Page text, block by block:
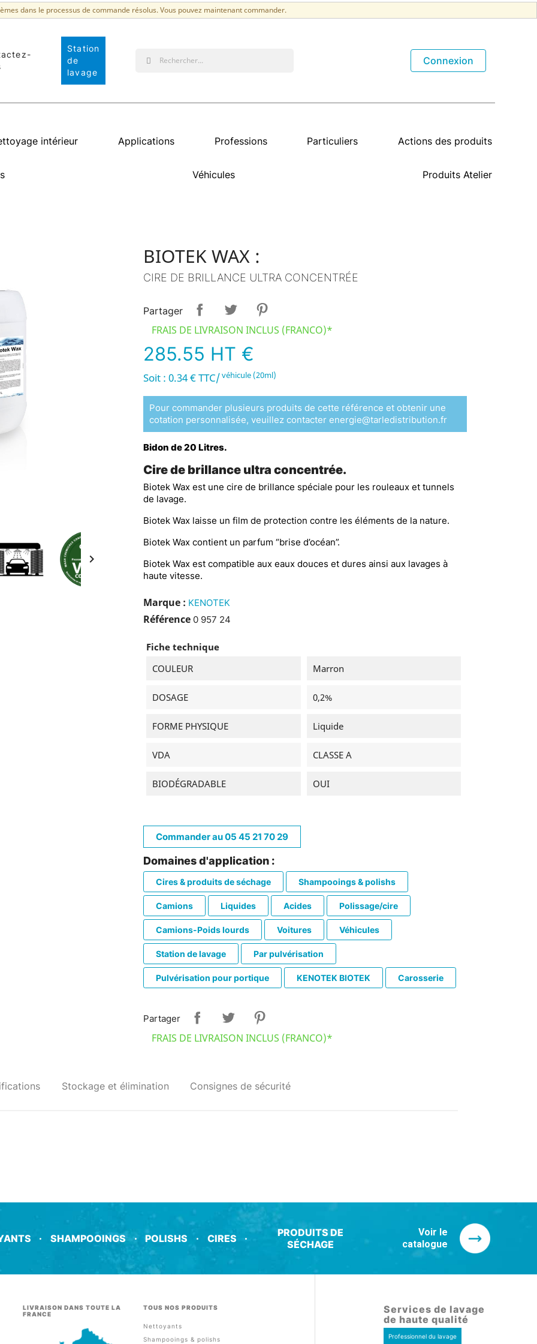
dans le processus de commande résolus. Vous pouvez maintenant commander.
Station
de
lavage
Connexion
intérieur Applications Professions Particuliers Actions des produits
Véhicules Produits Atelier

BIOTEK WAX :
CIRE DE BRILLANCE ULTRA CONCENTRÉE
Partager
FRAIS DE LIVRAISON INCLUS (FRANCO)*
285.55 HT €
Soit : 0.34 € TTC/véhicule (20ml)
Pour commander plusieurs produits de cette référence et obtenir une
cotation personnalisée, veuillez contacter energie@tarledistribution.fr
Bidon de 20 Litres.
Cire de brillance ultra concentrée.
Biotek Wax est une cire de brillance spéciale pour les rouleaux et tunnels
de lavage.
Biotek Wax laisse un film de protection contre les éléments de la nature.
Biotek Wax contient un parfum “brise d’océan”.
Biotek Wax est compatible aux eaux douces et dures ainsi aux lavages à
haute vitesse.
Marque : KENOTEK
Référence 0 957 24
Fiche technique
COULEUR
Marron
DOSAGE 0,2%
FORME PHYSIQUE Liquide
VDA CLASSE A
BIODÉGRADABLE OUI
Commander au 05 45 21 70 29
Domaines d'application :
Cires & produits de séchage Shampooings & polishs
Camions Liquides Acides Polissage/cire
Camions-Poids lourds Voitures Véhicules
Station de lavage Par pulvérisation
Pulvérisation pour portique KENOTEK BIOTEK Carosserie
Partager
FRAIS DE LIVRAISON INCLUS (FRANCO)*
Stockage et élimination Consignes de sécurité
· SHAMPOOINGS · POLISHS · CIRES ·
PRODUITS DE
SÉCHAGE
Voir le
catalogue
LIVRAISON DANS TOUTE LA
FRANCE
TOUS NOS PRODUITS
Nettoyants
Shampooings & polishs
Services de lavage
de haute qualité
Professionnel du lavage